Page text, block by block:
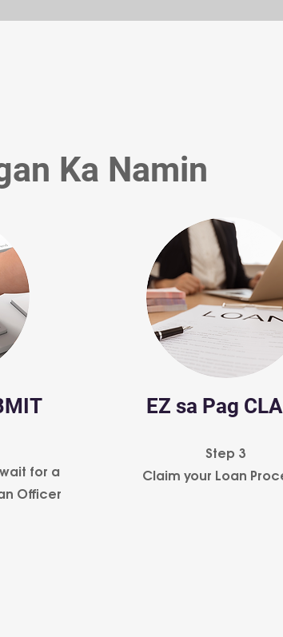
Ka Namin
for a
Officer
EZ sa Pag
Step 3
Claim your Loan